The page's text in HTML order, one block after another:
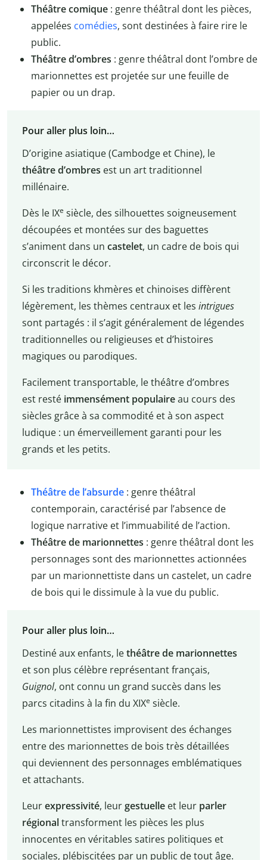
Théâtre comique : genre théâtral dont les pièces,
appelées comédies, sont destinées à faire rire le
public.
Théâtre d’ombres : genre théâtral dont l’ombre de
marionnettes est projetée sur une feuille de
papier ou un drap.
Pour aller plus loin…
D’origine asiatique (Cambodge et Chine), le
théâtre d’ombres est un art traditionnel
millénaire.
Dès le IXe siècle, des silhouettes soigneusement
découpées et montées sur des baguettes
s’animent dans un castelet, un cadre de bois qui
circonscrit le décor.
Si les traditions khmères et chinoises diffèrent
légèrement, les thèmes centraux et les intrigues
sont partagés : il s’agit généralement de légendes
traditionnelles ou religieuses et d’histoires
magiques ou parodiques.
Facilement transportable, le théâtre d’ombres
est resté immensément populaireau cours des
siècles grâce à sa commodité et à son aspect
ludique : un émerveillement garanti pour les
grands et les petits.
Théâtre de l’absurde : genre théâtral
contemporain, caractérisé par l’absence de
logique narrative et l’immuabilité de l’action.
Théâtre de marionnettes : genre théâtral dont les
personnages sont des marionnettes actionnées
par un marionnettiste dans un castelet, un cadre
de bois qui le dissimule à la vue du public.
Pour aller plus loin…
Destiné aux enfants, lethéâtre de marionnettes
et son plus célèbre représentant français,
Guignol, ont connu un grand succès dans les
parcs citadins à la fin du XIXe siècle.
Les marionnettistes improvisent des échanges
entre des marionnettes de bois très détaillées
qui deviennent des personnages emblématiques
et attachants.
Leurexpressivité, leurgestuelle et leur parler
régionaltransforment les pièces les plus
innocentes en véritables satires politiques et
sociales, plébiscitées par un public de tout âge.